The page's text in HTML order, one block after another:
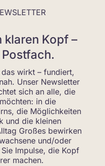
klaren Kopf –
wirkt – fundiert,
Unser Newsletter
sich an alle, die
in die
die Möglichkeiten
und die kleinen
Großes bewirken
und/oder
Impulse, die Kopf
machen.